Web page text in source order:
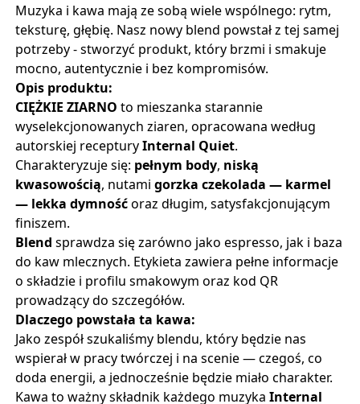
Muzyka i kawa mają ze sobą wiele wspólnego: rytm,
teksturę, głębię. Nasz nowy blend powstał z tej samej
potrzeby - stworzyć produkt, który brzmi i smakuje
mocno, autentycznie i bez kompromisów.
Opis produktu:
CIĘŻKIE ZIARNO to mieszanka starannie
wyselekcjonowanych ziaren, opracowana według
autorskiej recepturyInternal Quiet.
Charakteryzuje się: pełnym body, niską
kwasowością, nutamigorzka czekolada — karmel
— lekka dymnośćoraz długim, satysfakcjonującym
finiszem.
Blend sprawdza się zarówno jako espresso, jak i baza
do kaw mlecznych. Etykieta zawiera pełne informacje
o składzie i profilu smakowym oraz kod QR
prowadzący do szczegółów.
Dlaczego powstała ta kawa:
Jako zespół szukaliśmy blendu, który będzie nas
wspierał w pracy twórczej i na scenie — czegoś, co
doda energii, a jednocześnie będzie miało charakter.
Kawa to ważny składnik każdego muzykaInternal